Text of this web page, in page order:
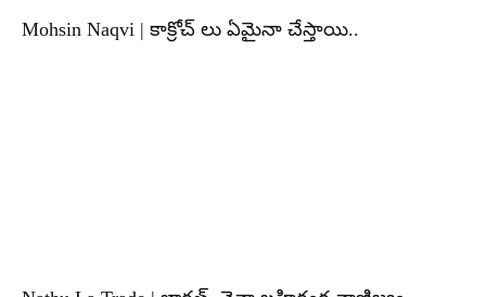
Mohsin Naqvi | కాక్రోచ్ లు ఏమైనా చేస్తాయి..